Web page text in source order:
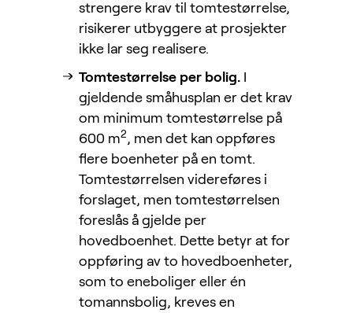
strengere krav til tomtestørrelse,
risikerer utbyggere at prosjekter
ikke lar seg realisere.
Tomtestørrelse per bolig. I
gjeldende småhusplan er det krav
om minimum tomtestørrelse på
600 m2 , men det kan oppføres
flere boenheter på en tomt.
Tomtestørrelsen videreføres i
forslaget, men tomtestørrelsen
foreslås å gjelde per
hovedboenhet. Dette betyr at for
oppføring av to hovedboenheter,
som to eneboliger eller én
tomannsbolig, kreves en